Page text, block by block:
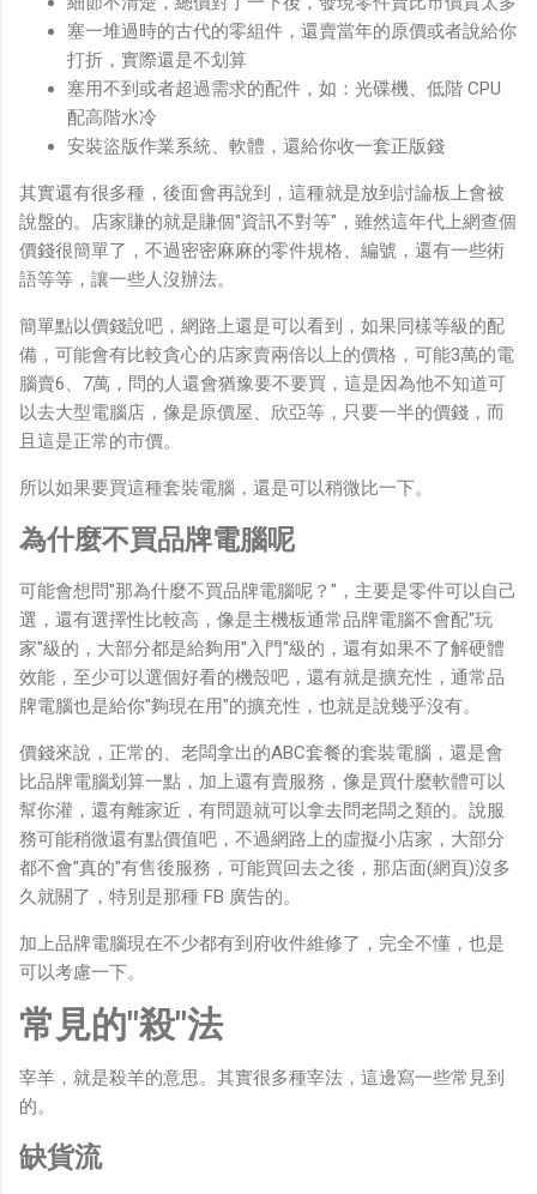
塞一堆過時的古代的零組件，還賣當年的原價或者說給你
打折，實際還是不划算
塞用不到或者超過需求的配件，如：光碟機、低階 CPU
配高階水冷
安裝盜版作業系統、軟體，還給你收一套正版錢
其實還有很多種，後面會再說到，這種就是放到討論板上會被
說盤的。店家賺的就是賺個"資訊不對等"，雖然這年代上網查個
價錢很簡單了，不過密密麻麻的零件規格、編號，還有一些術
語等等，讓一些人沒辦法。
簡單點以價錢說吧，網路上還是可以看到，如果同樣等級的配
備，可能會有比較貪心的店家賣兩倍以上的價格，可能3萬的電
腦賣6、7萬，問的人還會猶豫要不要買，這是因為他不知道可
以去大型電腦店，像是原價屋、欣亞等，只要一半的價錢，而
且這是正常的市價。
所以如果要買這種套裝電腦，還是可以稍微比一下。
為什麼不買品牌電腦呢
可能會想問"那為什麼不買品牌電腦呢？"，主要是零件可以自己
選，還有選擇性比較高，像是主機板通常品牌電腦不會配"玩
家"級的，大部分都是給夠用"入門"級的，還有如果不了解硬體
效能，至少可以選個好看的機殼吧，還有就是擴充性，通常品
牌電腦也是給你"夠現在用"的擴充性，也就是說幾乎沒有。
價錢來說，正常的、老闆拿出的ABC套餐的套裝電腦，還是會
比品牌電腦划算一點，加上還有賣服務，像是買什麼軟體可以
幫你灌，還有離家近，有問題就可以拿去問老闆之類的。說服
務可能稍微還有點價值吧，不過網路上的虛擬小店家，大部分
都不會"真的"有售後服務，可能買回去之後，那店面(網頁)沒多
久就關了，特別是那種 FB 廣告的。
加上品牌電腦現在不少都有到府收件維修了，完全不懂，也是
可以考慮一下。
常見的"殺"法
宰羊，就是殺羊的意思。其實很多種宰法，這邊寫一些常見到
的。
缺貨流